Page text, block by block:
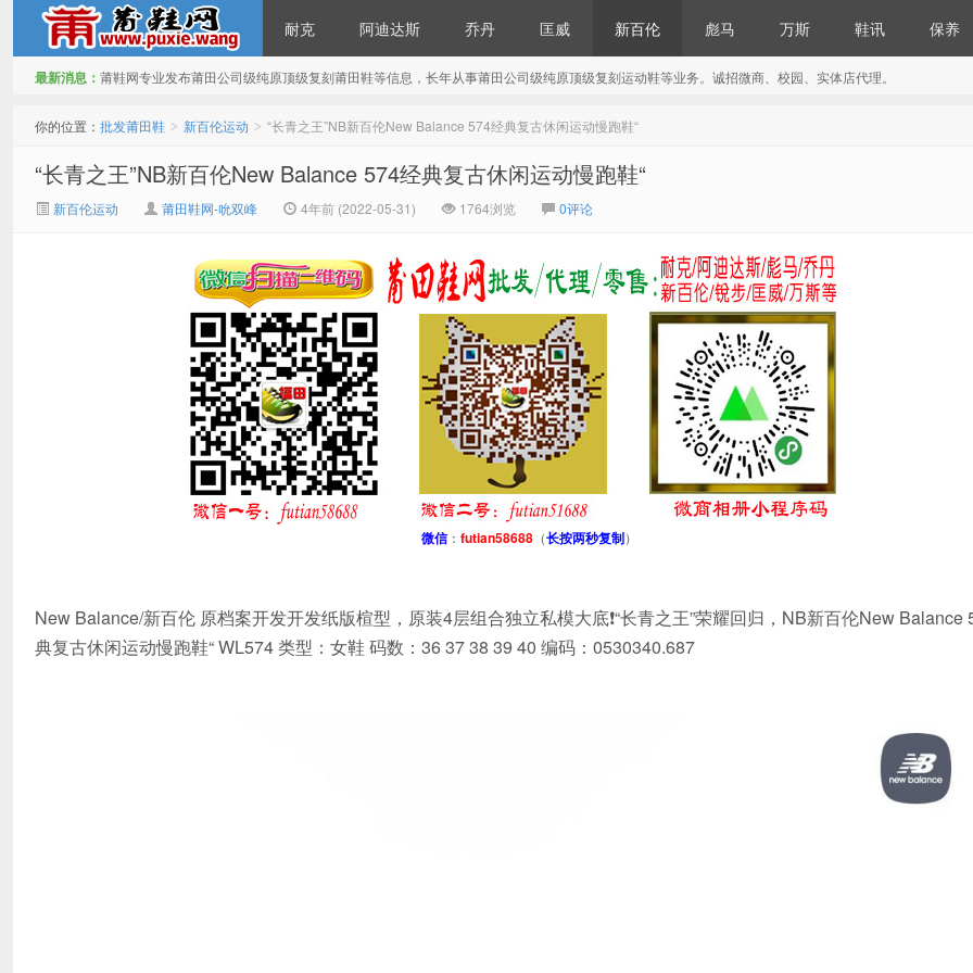
耐克 阿迪达斯 乔丹 匡威 新百伦 彪马 万斯 鞋讯 保养
最新消息： 莆鞋网专业发布莆田公司级纯原顶级复刻莆田鞋等信息，长年从事莆田公司级纯原顶级复刻运动鞋等业务。诚招微商、校园、实体店代理。
你的位置： 批发莆田鞋 > 新百伦运动 > “长青之王”NB新百伦New Balance 574经典复古休闲运动慢跑鞋“
“长青之王”NB新百伦New Balance 574经典复古休闲运动慢跑鞋“
新百伦运动 莆田鞋网-吮双峰 4年前 (2022-05-31) 1764浏览 0评论
微信： futian58688（长按两秒复制）
New Balance/新百伦 原档案开发开发纸版楦型，原装4层组合独立私模大底❗️“长青之王”荣耀回归，NB新百伦New Balance
典复古休闲运动慢跑鞋“ WL574 类型：女鞋 码数：36 37 38 39 40 编码：0530340.687